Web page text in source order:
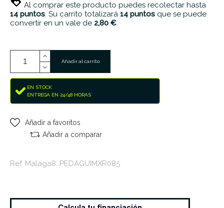
Al comprar este producto puedes recolectar hasta
14 puntos. Su carrito totalizará 14 puntos que se puede
convertir en un vale de 2,80 €.
Añadir al carrito
EN STOCK
ENTREGA EN 24/48 HORAS
Añadir a favoritos
Añadir a comparar
Ref. Malaga8: PEDAGUIMXR085